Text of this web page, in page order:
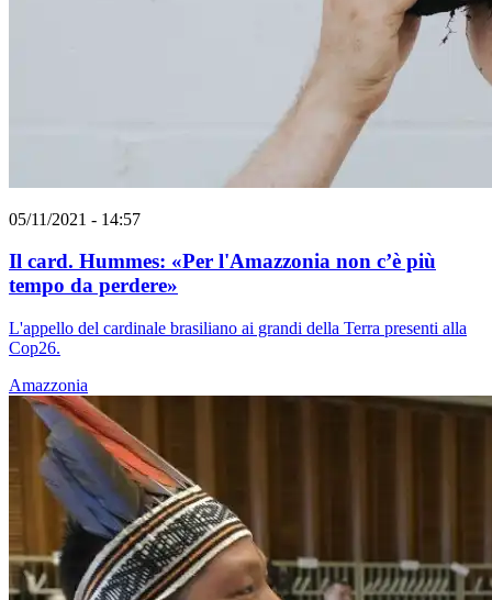
05/11/2021 - 14:57
Il card. Hummes: «Per l'Amazzonia non c’è più
tempo da perdere»
L'appello del cardinale brasiliano ai grandi della Terra presenti alla
Cop26.
Amazzonia